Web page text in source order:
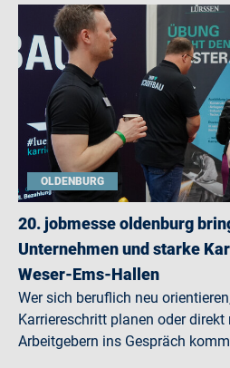
OLDENBURG
20. jobmesse oldenburg
Unternehmen und starke
Weser-Ems-Hallen
Wer sich beruflich neu
Karriereschritt planen oder
Arbeitgebern ins Gespräch